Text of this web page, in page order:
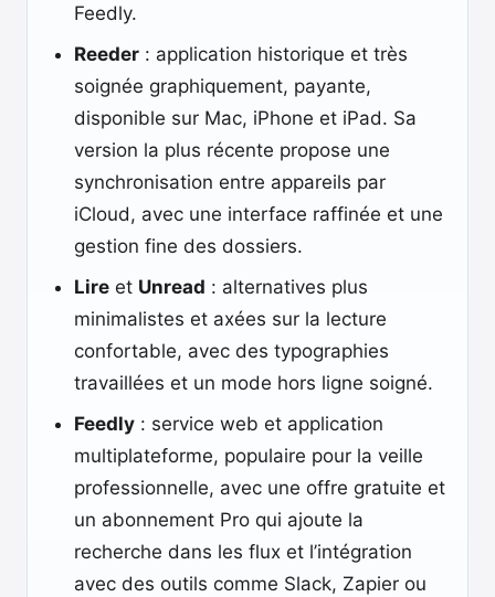
Feedly.
Reeder : application historique et très
soignée graphiquement, payante,
disponible sur Mac, iPhone et iPad. Sa
version la plus récente propose une
synchronisation entre appareils par
iCloud, avec une interface raffinée et une
gestion fine des dossiers.
Lire et Unread : alternatives plus
minimalistes et axées sur la lecture
confortable, avec des typographies
travaillées et un mode hors ligne soigné.
Feedly : service web et application
multiplateforme, populaire pour la veille
professionnelle, avec une offre gratuite et
un abonnement Pro qui ajoute la
recherche dans les flux et l’intégration
avec des outils comme Slack, Zapier ou